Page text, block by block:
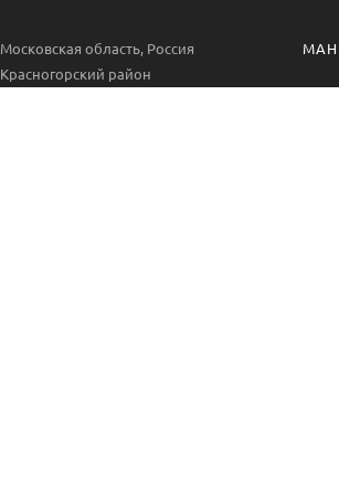
Московская область, Россия
Красногорский район